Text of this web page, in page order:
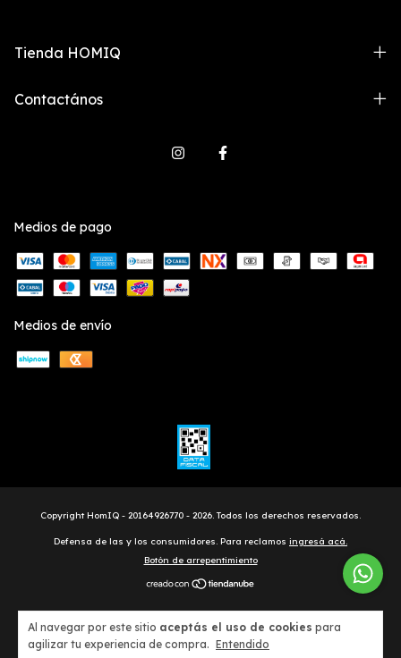
Al navegar por este sitio aceptás el uso de cookies para
agilizar tu experiencia de compra. Entendido
Tienda HOMIQ
Contactános
Medios de pago
Medios de envío
Copyright HomIQ - 20164926770 - 2026. Todos los derechos reservados.
Defensa de las y los consumidores. Para reclamos ingresá acá.
Botón de arrepentimiento